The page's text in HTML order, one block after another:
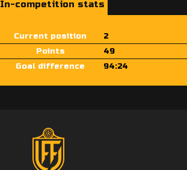
In-competition stats
Current position
2
Points
49
Goal difference 94:24